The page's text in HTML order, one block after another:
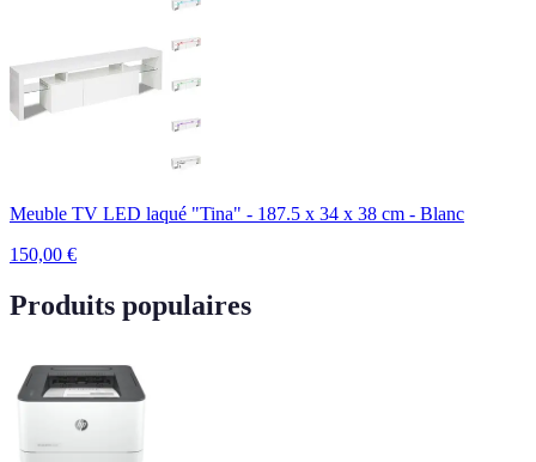
Meuble TV LED laqué "Tina" - 187.5 x 34 x 38 cm - Blanc
150,00 €
Produits populaires